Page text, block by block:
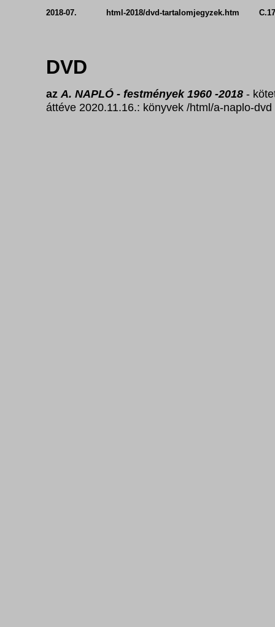
2018-07. html-2018/dvd-tartalomjegyzek.htm
DVD
azA. NAPLÓ- festmények 1960 -2018-
áttéve 2020.11.16.: könyvek /html/a-naplo-dvd